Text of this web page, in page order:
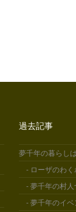
過去記事
夢千年の暮らし
- ローザのわく
- 夢千年の村人
- 夢千年のイベ